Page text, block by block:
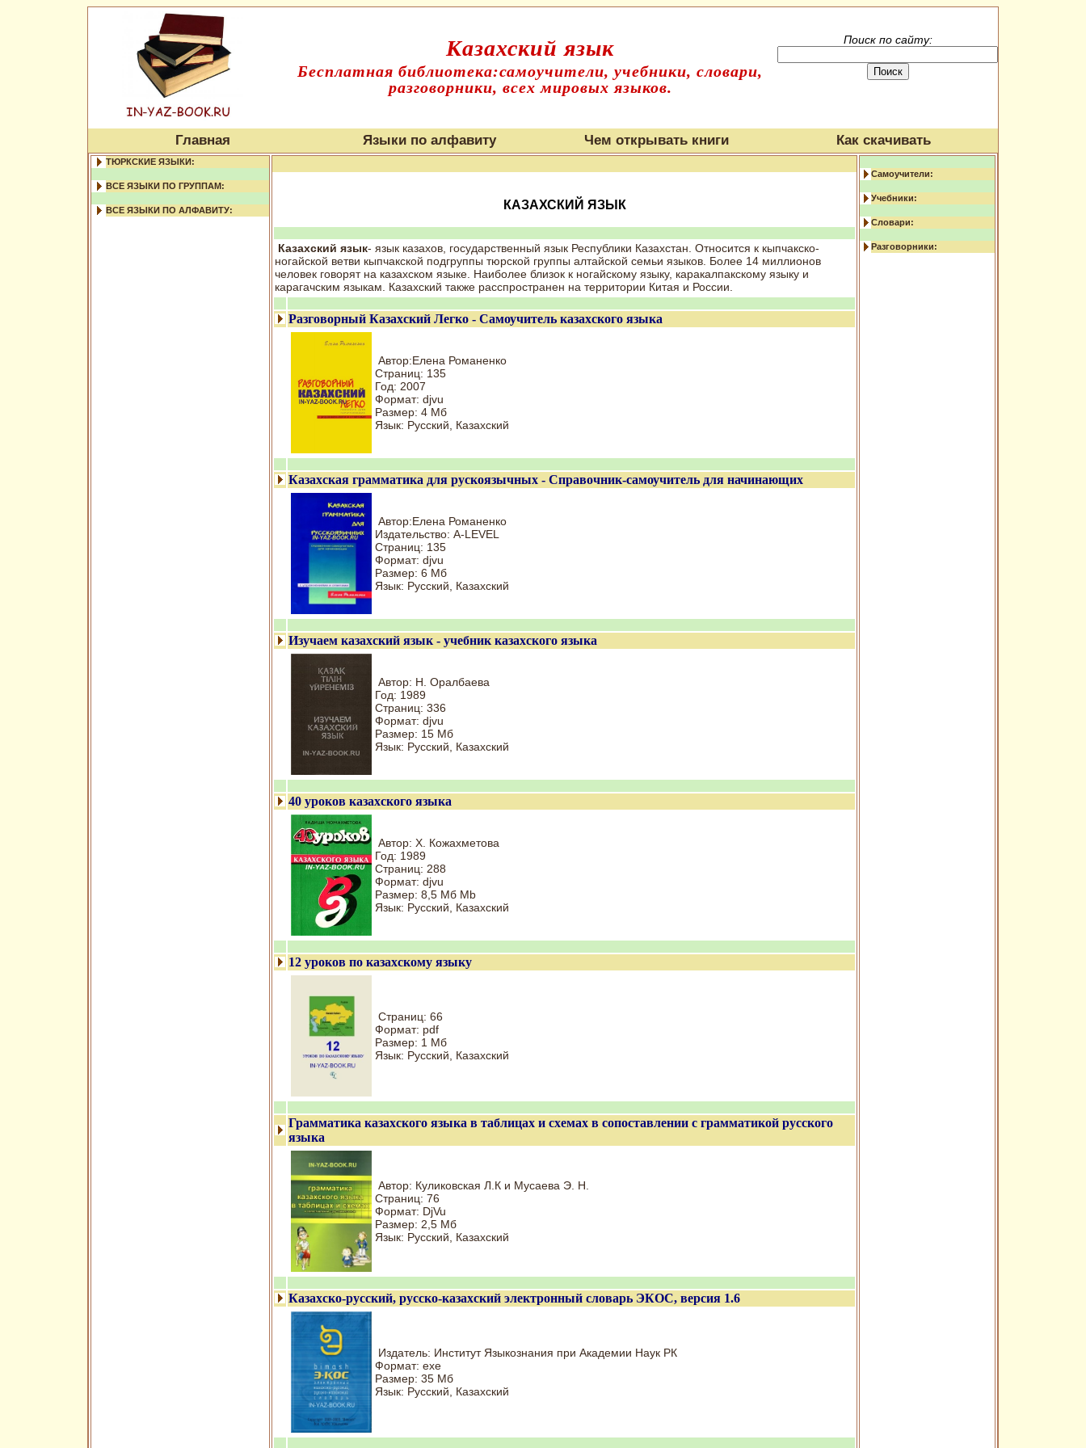
Казахский язык
Бесплатная библиотека:самоучители, учебники, словари,
разговорники, всех мировых языков.
Поиск по сайту:
Главная Языки по алфавиту Чем открывать книги Как скачивать
ТЮРКСКИЕ ЯЗЫКИ:
ВСЕ ЯЗЫКИ ПО ГРУППАМ:
ВСЕ ЯЗЫКИ ПО АЛФАВИТУ: КАЗАХСКИЙ ЯЗЫК
Казахский язык- язык казахов, государственный язык Республики Казахстан. Относится к кыпчакско-
ногайской ветви кыпчакской подгруппы тюрской группы алтайской семьи языков. Более 14 миллионов
человек говорят на казахском языке. Наиболее близок к ногайскому языку, каракалпакскому языку и
карагачским языкам. Казахский также расспространен на территории Китая и России.
Разговорный Казахский Легко - Самоучитель казахского языка
Автор:Елена Романенко
Страниц: 135
Год: 2007
Формат: djvu
Размер: 4 Мб
Язык: Русский, Казахский
Казахская грамматика для рускоязычных - Справочник-самоучитель для начинающих
Автор:Елена Романенко
Издательство: A-LEVEL
Страниц: 135
Формат: djvu
Размер: 6 Мб
Язык: Русский, Казахский
Изучаем казахский язык - учебник казахского языка
Автор: Н. Оралбаева
Год: 1989
Страниц: 336
Формат: djvu
Размер: 15 Мб
Язык: Русский, Казахский
40 уроков казахского языка
Автор: Х. Кожахметова
Год: 1989
Страниц: 288
Формат: djvu
Размер: 8,5 Мб Mb
Язык: Русский, Казахский
12 уроков по казахскому языку
Страниц: 66
Формат: pdf
Размер: 1 Мб
Язык: Русский, Казахский
Грамматика казахского языка в таблицах и схемах в сопоставлении с грамматикой русского
языка
Автор: Куликовская Л.К и Мусаева Э. Н.
Страниц: 76
Формат: DjVu
Размер: 2,5 Мб
Язык: Русский, Казахский
Казахско-русский, русско-казахский электронный словарь ЭКОС, версия 1.6
Издатель: Институт Языкознания при Академии Наук РК
Формат: exe
Размер: 35 Мб
Язык: Русский, Казахский
Самоучители:
Учебники:
Словари:
Разговорники: